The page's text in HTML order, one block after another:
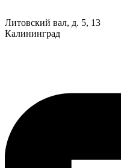
Литовский вал, д. 5, 13
Калининград